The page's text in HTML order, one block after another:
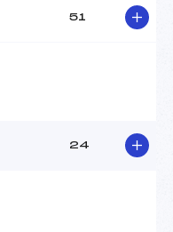
51
24